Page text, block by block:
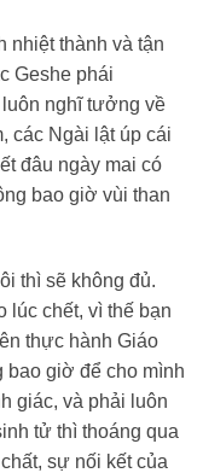
nhiệt thành và tận
Geshe phái
nghĩ tưởng về
các Ngài lật úp cái
đâu ngày mai có
bao giờ vùi than
thì sẽ không đủ.
lúc chết, vì thế bạn
thực hành Giáo
bao giờ để cho mình
giác, và phải luôn
tử thì thoáng qua
sự nối kết của